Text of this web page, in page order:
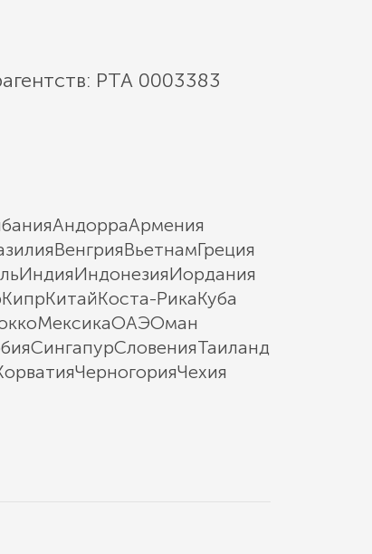
РТА 0003383
АндорраАрмения
ВенгрияВьетнамГреция
ИндияИндонезияИордания
КипрКитайКоста-РикаКуба
МексикаОАЭОман
СингапурСловенияТаиланд
ЧерногорияЧехия